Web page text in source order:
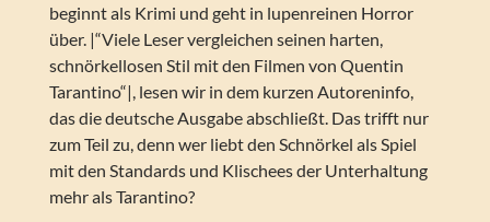
beginnt als Krimi und geht in lupenreinen Horror
über. |“Viele Leser vergleichen seinen harten,
schnörkellosen Stil mit den Filmen von Quentin
Tarantino“|, lesen wir in dem kurzen Autoreninfo,
das die deutsche Ausgabe abschließt. Das trifft nur
zum Teil zu, denn wer liebt den Schnörkel als Spiel
mit den Standards und Klischees der Unterhaltung
mehr als Tarantino?